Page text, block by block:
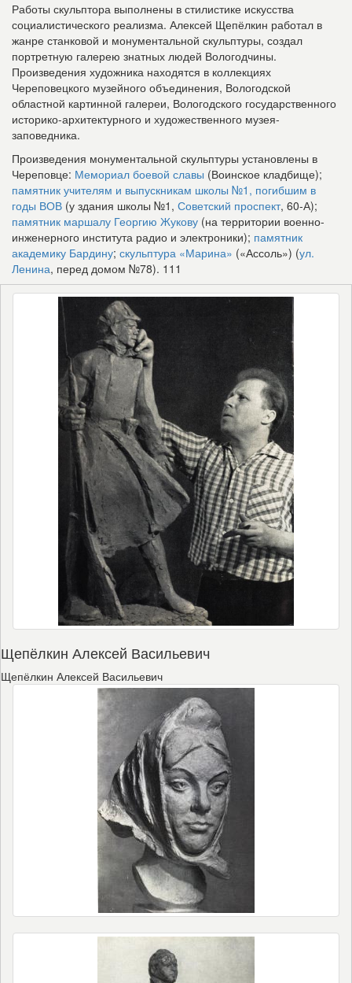
Работы скульптора выполнены в стилистике искусства
социалистического реализма. Алексей Щепёлкин работал в
жанре станковой и монументальной скульптуры, создал
портретную галерею знатных людей Вологодчины.
Произведения художника находятся в коллекциях
Череповецкого музейного объединения, Вологодской
областной картинной галереи, Вологодского государственного
историко-архитектурного и художественного музея-
заповедника.
Произведения монументальной скульптуры установлены в
Череповце: Мемориал боевой славы (Воинское кладбище);
памятник учителям и выпускникам школы №1, погибшим в
годы ВОВ (у здания школы №1, Советский проспект, 60-А);
памятник маршалу Георгию Жукову (на территории военно-
инженерного института радио и электроники); памятник
академику Бардину; скульптура «Марина» («Ассоль») (ул.
Ленина, перед домом №78). 111
Щепёлкин Алексей Васильевич
Щепёлкин Алексей Васильевич